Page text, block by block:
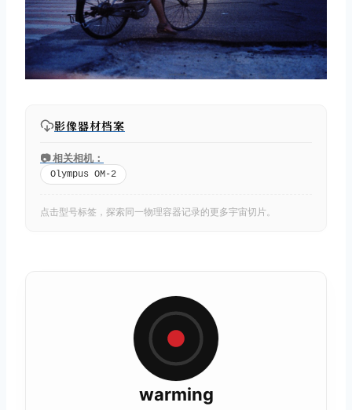
影像器材档案
📷 相关相机：
Olympus OM-2
点击型号标签，探索同一物理容器记录的更多宇宙切片。
warming